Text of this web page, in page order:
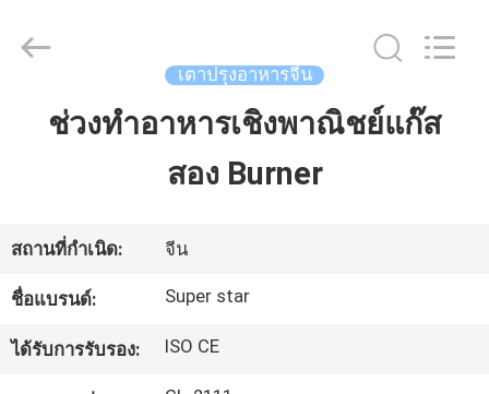
บ้าน
วิดีโอ
Guangzhou
IMO
เตาปรุงอาหารจีน
ช่วงทำอาหารเชิงพาณิชย์แก๊ส
สอง Burner
สถานที่กำเนิด: จีน
ชื่อแบรนด์: Super star
ได้รับการรับรอง: ISO CE